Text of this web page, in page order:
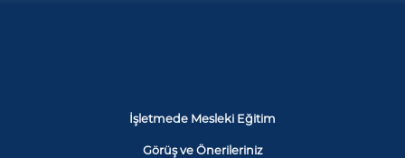
İşletmede Mesleki Eğitim
Görüş ve Önerileriniz